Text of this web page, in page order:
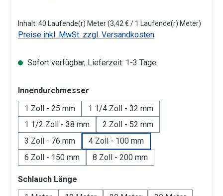
Inhalt: 40 Laufende(r) Meter(3,42 € / 1 Laufende(r) Meter)
Preise inkl. MwSt. zzgl. Versandkosten
Sofort verfügbar, Lieferzeit: 1-3 Tage
Innendurchmesser
1 Zoll - 25 mm
1 1/4 Zoll - 32 mm
1 1/2 Zoll - 38 mm
2 Zoll - 52 mm
3 Zoll - 76 mm
4 Zoll - 100 mm
6 Zoll - 150 mm
8 Zoll - 200 mm
Schlauch Länge